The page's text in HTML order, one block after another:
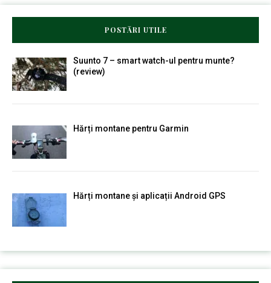
POSTĂRI UTILE
Suunto 7 – smart watch-ul pentru munte?
(review)
Hărți montane pentru Garmin
Hărți montane și aplicații Android GPS